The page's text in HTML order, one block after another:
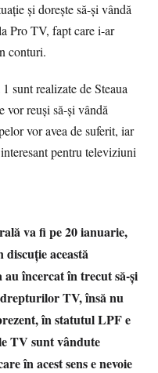
şi doreşte să-şi vândă
Pro TV, fapt care i-ar
conturi.
sunt realizate de Steaua
vor reuşi să-şi vândă
vor avea de suferit, iar
pentru televiziuni
va fi pe 20 ianuarie,
această
au încercat în trecut să-şi
drepturilor TV, însă nu
în statutul LPF e
TV sunt vândute
în acest sens e nevoie